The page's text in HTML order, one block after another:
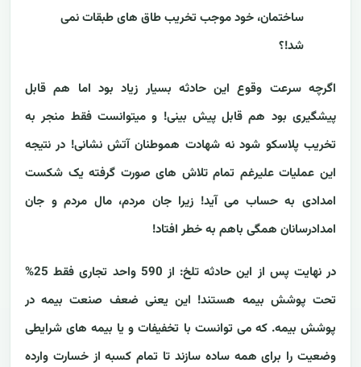
ساختمان، خود موجب تخریب طاق های طبقات نمی
شد!؟
اگرچه سرعت وقوع این حادثه بسیار زیاد بود اما هم قابل
پیشگیری بود هم قابل پیش بینی! و میتوانست فقط منجر به
تخریب پلاسکو شود نه شهادت هموطنان آتش نشانی! در نتیجه
این عملیات علیرغم تمام تلاش های صورت گرفته یک شکست
امدادی به حساب می آید! زیرا جان مردم، مال مردم و جان
امدادرسانان همگی باهم به خطر افتاد!
در نهایت پس از این حادثه تلخ: از 590 واحد تجاری فقط 25%
تحت پوشش بیمه هستند! این یعنی ضعف صنعت بیمه در
پوشش بیمه. که می توانست با تخفیفات و یا بیمه های شرایطی
وضعیت را برای همه ساده سازند تا تمام کسبه از خسارت وارده